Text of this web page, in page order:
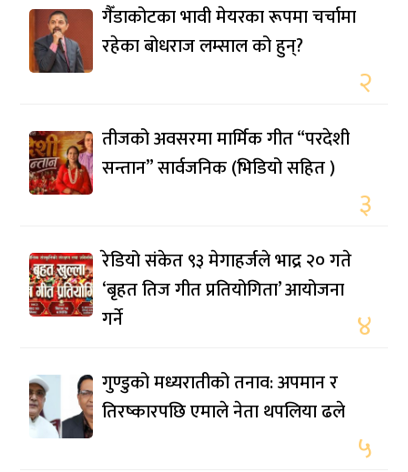
गैँडाकोटका भावी मेयरका रूपमा चर्चामा
रहेका बोधराज लम्साल को हुन्?
२
तीजको अवसरमा मार्मिक गीत “परदेशी
सन्तान” सार्वजनिक (भिडियो सहित )
३
रेडियो संकेत ९३ मेगाहर्जले भाद्र २० गते
‘बृहत तिज गीत प्रतियोगिता’ आयोजना
गर्ने
४
गुण्डुको मध्यरातीको तनाव: अपमान र
तिरष्कारपछि एमाले नेता थपलिया ढले
५